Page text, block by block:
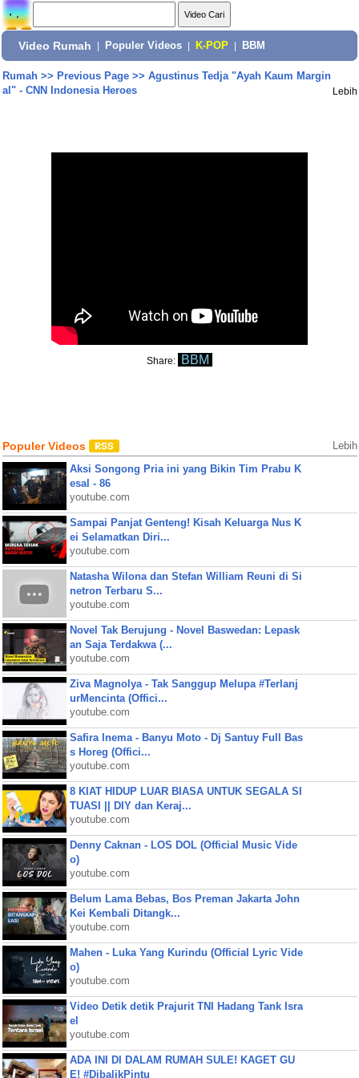
Video Rumah Populer Videos K-POP BBM
Rumah>> Previous Page>> Agustinus Tedja "Ayah Kaum Margin
al" - CNN Indonesia Heroes
Lebih
Share: BBM
Populer Videos Lebih
Aksi Songong Pria ini yang Bikin Tim Prabu K
esal - 86
youtube.com
Sampai Panjat Genteng! Kisah Keluarga Nus K
ei Selamatkan Diri...
youtube.com
Natasha Wilona dan Stefan William Reuni di Si
netron Terbaru S...
youtube.com
Novel Tak Berujung - Novel Baswedan: Lepask
an Saja Terdakwa (...
youtube.com
Ziva Magnolya - Tak Sanggup Melupa #Terlanj
urMencinta (Offici...
youtube.com
Safira Inema - Banyu Moto - Dj Santuy Full Bas
s Horeg (Offici...
youtube.com
8 KIAT HIDUP LUAR BIASA UNTUK SEGALA SI
TUASI || DIY dan Keraj...
youtube.com
Denny Caknan - LOS DOL (Official Music Vide
o)
youtube.com
Belum Lama Bebas, Bos Preman Jakarta John
Kei Kembali Ditangk...
youtube.com
Mahen - Luka Yang Kurindu (Official Lyric Vide
o)
youtube.com
Video Detik detik Prajurit TNI Hadang Tank Isra
el
youtube.com
ADA INI DI DALAM RUMAH SULE! KAGET GU
E! #DibalikPintu